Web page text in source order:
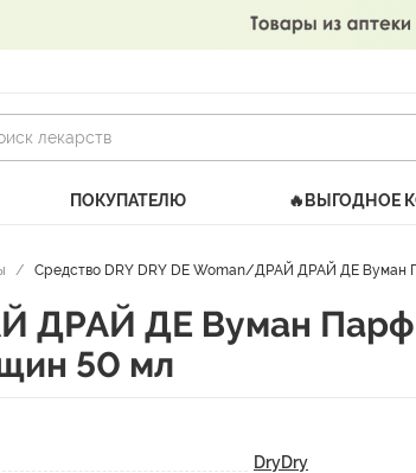
ПОКУПАТЕЛЮ 🔥ВЫГОДНОЕ
/ Средство DRY DRY DE Woman/ДРАЙ ДРАЙ ДЕ Вуман
ДРАЙ ДЕ Вуман
50 мл
DryDry